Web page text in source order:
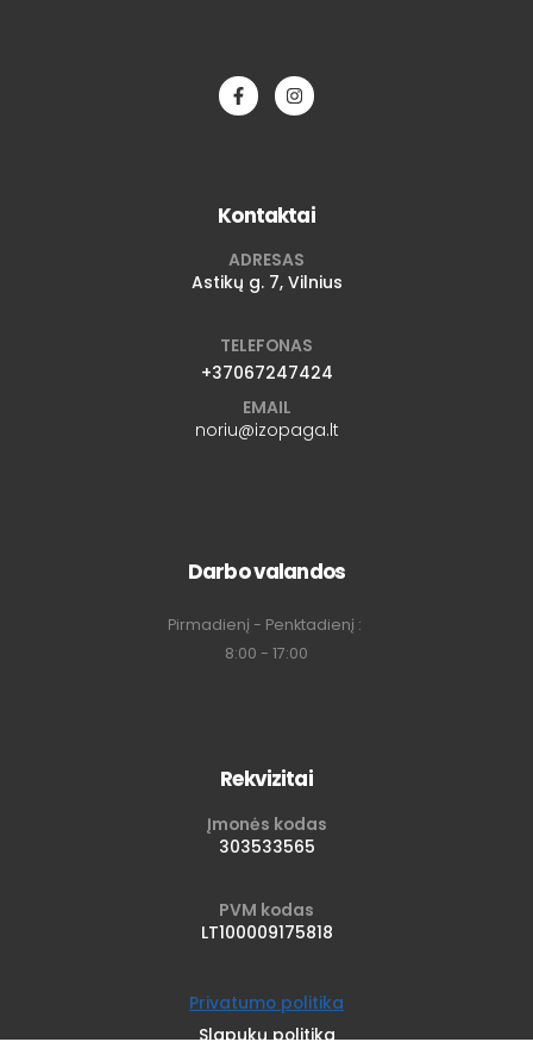
Kontaktai
ADRESAS
Astikų g. 7, Vilnius
TELEFONAS
+37067247424
EMAIL
noriu@izopaga.lt
Darbo valandos
Pirmadienį - Penktadienį :
8:00 - 17:00
Rekvizitai
Įmonės kodas
303533565
PVM kodas
LT100009175818
Privatumo politika
Slapukų politika